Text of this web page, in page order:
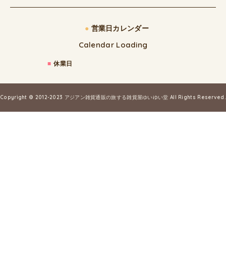
● 営業日カレンダー
Calendar Loading
■ 休業日
Copyright © 2012-2023 アジアン雑貨通販の旅する雑貨屋ゆいゆい堂 All Rights Reserved.